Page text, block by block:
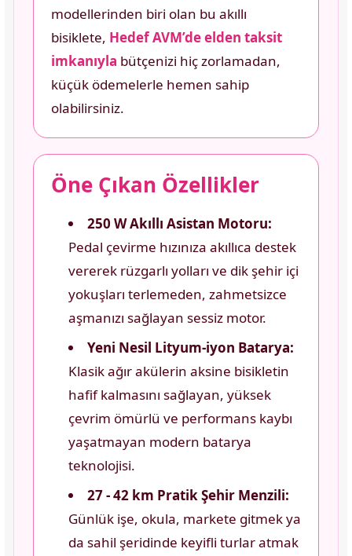
modellerinden biri olan bu akıllı
bisiklete, Hedef AVM’de elden taksit
imkanıyla bütçenizi hiç zorlamadan,
küçük ödemelerle hemen sahip
olabilirsiniz.
Öne Çıkan Özellikler
250 W Akıllı Asistan Motoru:
Pedal çevirme hızınıza akıllıca destek
vererek rüzgarlı yolları ve dik şehir içi
yokuşları terlemeden, zahmetsizce
aşmanızı sağlayan sessiz motor.
Yeni Nesil Lityum-iyon Batarya:
Klasik ağır akülerin aksine bisikletin
hafif kalmasını sağlayan, yüksek
çevrim ömürlü ve performans kaybı
yaşatmayan modern batarya
teknolojisi.
27 - 42 km Pratik Şehir Menzili:
Günlük işe, okula, markete gitmek ya
da sahil şeridinde keyifli turlar atmak